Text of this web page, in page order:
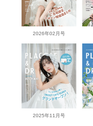
2026年02月号
2025年11月号